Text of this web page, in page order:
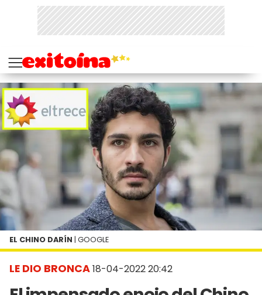
LE DIO BRONCA18-04-2022 20:42
EL CHINO DARÍN | GOOGLE